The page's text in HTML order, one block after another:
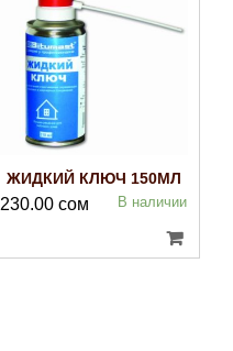
ЖИДКИЙ КЛЮЧ 150МЛ
230.00 сом В наличии